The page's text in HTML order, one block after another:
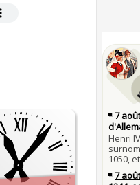
1er
les
en
30
27
Qui
mort